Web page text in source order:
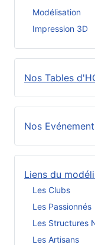
Modélisation
Impression 3D
Nos Tables
Nos
Liens du
Les Clubs
Les Passionnés
Les Structures
Les Artisans